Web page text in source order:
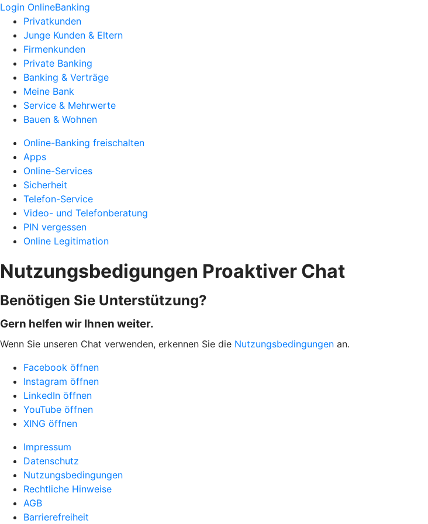
Login OnlineBanking
Privatkunden
Junge Kunden & Eltern
Firmenkunden
Private Banking
Banking & Verträge
Meine Bank
Service & Mehrwerte
Bauen & Wohnen
Online-Banking freischalten
Apps
Online-Services
Sicherheit
Telefon-Service
Video- und Telefonberatung
PIN vergessen
Online Legitimation
Nutzungsbedigungen Proaktiver Chat
Benötigen Sie Unterstützung?
Gern helfen wir Ihnen weiter.
Wenn Sie unseren Chat verwenden, erkennen Sie die Nutzungsbedingungen an.
Facebook öffnen
Instagram öffnen
LinkedIn öffnen
YouTube öffnen
XING öffnen
Impressum
Datenschutz
Nutzungsbedingungen
Rechtliche Hinweise
AGB
Barrierefreiheit